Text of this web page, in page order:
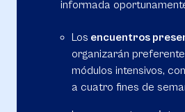
informada
Los encuentros
organizarán
módulos intensivos,
a cuatro fines de